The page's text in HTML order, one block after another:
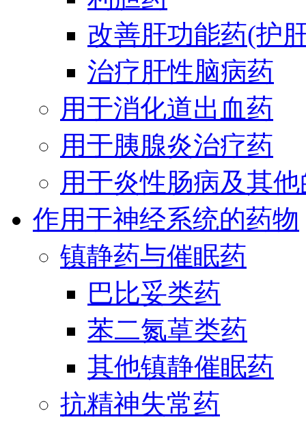
改善肝功能药(护
治疗肝性脑病药
用于消化道出血药
用于胰腺炎治疗药
用于炎性肠病及其
作用于神经系统的药物
镇静药与催眠药
巴比妥类药
苯二氮䓬类药
其他镇静催眠药
抗精神失常药